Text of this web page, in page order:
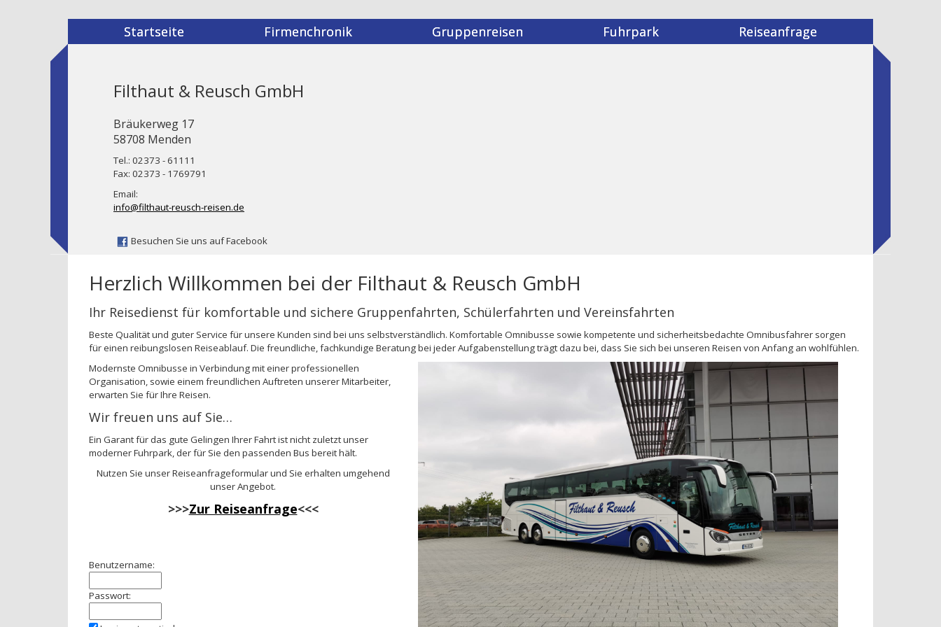
Startseite Firmenchronik Gruppenreisen Fuhrpark Reiseanfrage
Filthaut & Reusch GmbH
Bräukerweg 17
58708 Menden
Tel.: 02373 - 61111
Fax: 02373 - 1769791
Email:
info@filthaut-reusch-reisen.de
Besuchen Sie uns auf Facebook
Herzlich Willkommen bei der Filthaut & Reusch GmbH
Ihr Reisedienst für komfortable und sichere Gruppenfahrten, Schülerfahrten und Vereinsfahrten
Beste Qualität und guter Service für unsere Kunden sind bei uns selbstverständlich. Komfortable Omnibusse sowie kompetente und sicherheitsbedachte Omnibusfahrer sorgen
für einen reibungslosen Reiseablauf. Die freundliche, fachkundige Beratung bei jeder Aufgabenstellung trägt dazu bei, dass Sie sich bei unseren Reisen von Anfang an wohlfühlen.
Modernste Omnibusse in Verbindung mit einer professionellen
Organisation, sowie einem freundlichen Auftreten unserer Mitarbeiter,
erwarten Sie für Ihre Reisen.
Wir freuen uns auf Sie…
Ein Garant für das gute Gelingen Ihrer Fahrt ist nicht zuletzt unser
moderner Fuhrpark, der für Sie den passenden Bus bereit hält.
Nutzen Sie unser Reiseanfrageformular und Sie erhalten umgehend
unser Angebot.
>>>Zur Reiseanfrage<<<
Benutzername:
Passwort: